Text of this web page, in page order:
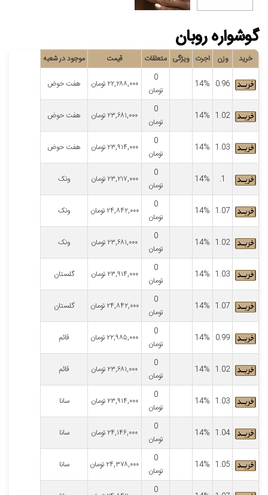
گوشواره روبان
خرید وزن اجرت ویژگی متعلقات قیمت موجود در شعبه
0.96
14%
0
تومان
۲۲,۲۸۸,۰۰۰ تومان هفت حوض
1.02
14%
0
تومان
۲۳,۶۸۱,۰۰۰ تومان هفت حوض
1.03
14%
0
تومان
۲۳,۹۱۴,۰۰۰ تومان هفت حوض
1.
14%
0
تومان
۲۳,۲۱۷,۰۰۰ تومان ونک
1.07
14%
0
تومان
۲۴,۸۴۲,۰۰۰ تومان ونک
1.02
14%
0
تومان
۲۳,۶۸۱,۰۰۰ تومان ونک
1.03
14%
0
تومان
۲۳,۹۱۴,۰۰۰ تومان گلستان
1.07
14%
0
تومان
۲۴,۸۴۲,۰۰۰ تومان گلستان
0.99
14%
0
تومان
۲۲,۹۸۵,۰۰۰ تومان قائم
1.02
14%
0
تومان
۲۳,۶۸۱,۰۰۰ تومان قائم
1.03
14%
0
تومان
۲۳,۹۱۴,۰۰۰ تومان سانا
1.04
14%
0
تومان
۲۴,۱۴۶,۰۰۰ تومان سانا
1.05
14%
0
تومان
۲۴,۳۷۸,۰۰۰ تومان سانا
0